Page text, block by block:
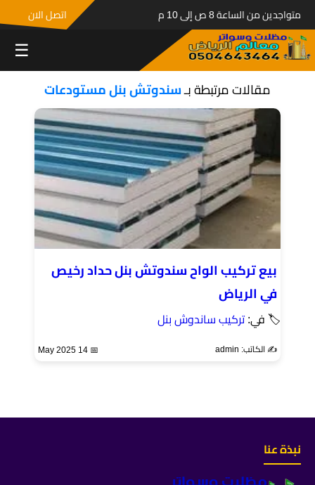
متواجدين من الساعة 8 ص إلى 10 م اتصل الان
☰
مقالات مرتبطة بـسندوتش بنل مستودعات
بيع تركيب الواح سندوتش بنل حداد رخيص
في الرياض
🏷 في:تركيب ساندوش بنل
✍️ الكاتب: admin 📅 14 May 2025
نبذة عنا